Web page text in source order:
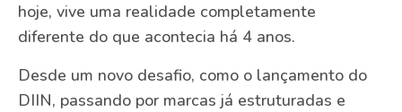
hoje, vive uma realidade completamente
diferente do que acontecia há 4 anos.
Desde um novo desafio, como o lançamento do
DIIN, passando por marcas já estruturadas e